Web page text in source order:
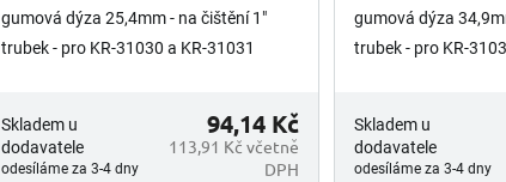
gumová dýza 25,4mm - na čištění 1"
trubek - pro KR-31030 a KR-31031
Skladem u
dodavatele
odesíláme za 3-4 dny
113,91 Kč včetně
DPH
94,14 Kč
gumová dýza
trubek - pro KR-
Skladem u
dodavatele
odesíláme za 3-4 dny